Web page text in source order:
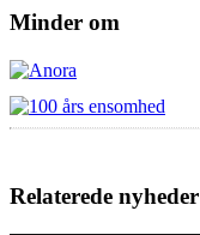
Minder om
Relaterede nyheder